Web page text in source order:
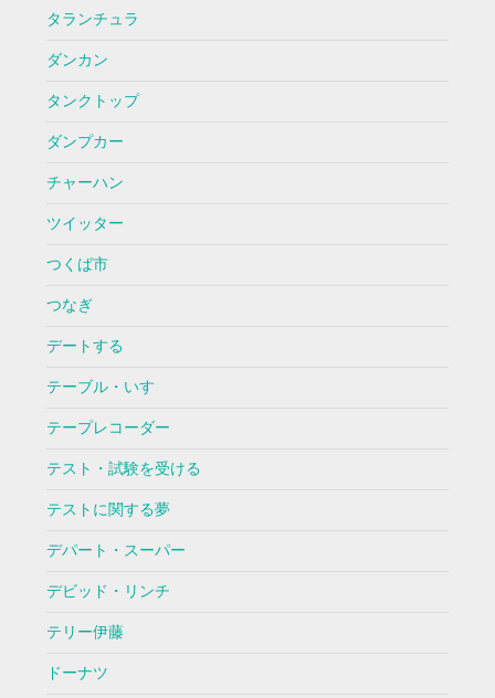
タランチュラ
ダンカン
タンクトップ
ダンプカー
チャーハン
ツイッター
つくば市
つなぎ
デートする
テーブル・いす
テープレコーダー
テスト・試験を受ける
テストに関する夢
デパート・スーパー
デビッド・リンチ
テリー伊藤
ドーナツ